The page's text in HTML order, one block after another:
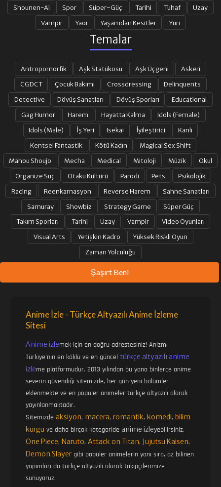
21. BÖLÜM 22. BÖLÜM
24. BÖLÜM FINAL
Shounen-Ai Spor Süper-Güç Tarihi Tuhaf
Uzay
Vampir
Yaoi Yaşamdan Kesitler Yuri
Temalar
Antropomorfik Aşk Statükosu Aşk Üçgeni
Askeri
CGDCT
Çocuk Bakımı Crossdressing
Delinquents
Detective
Dövüş Sanatları Dövüş Sporları
Educational
Gag Humor
Harem Hayatta Kalma
Idols (Female)
Idols (Male)
İş Yeri Isekai İyileştirici
Kanlı
Kentsel Fantastik
Kötü Kadın
Magical Sex Shift
Mahou Shoujo
Mecha Medical Mitoloji Müzik
Okul
Organize Suç
Otaku Kültürü Parodi Pets
Psikolojik
Racing
Reenkarnasyon Reverse Harem
Sahne Sanatları
Samuray
Showbiz Strategy Game
Süper Güç
Takım Sporları
Tarihi Uzay Vampir
Video Oyunları
Visual Arts
Yetişkin Kadro
Yüksek Riskli Oyun
Zaman Yolculuğu
Şaşırt Beni
Anime İzle - Türkçe Altyazılı Anime İzleme
Sitesi
Anime izlemek için en doğru adrestesiniz! Anizm,
Türkiye'nin en köklü ve en günceltürkçe altyazılı anime
izleme platformudur. 2013 yılından bu yana binlerce anime
severin güvendiği sitemizde, her gün yeni bölümler
eklenmekte ve en popüler animeler türkçe altyazılı olarak
yayınlanmaktadır.
Sitemizdeaksiyon, macera,romantik, komedi, bilim
kurgu ve daha birçok kategoride anime izleyebilirsiniz.
One Piece, Naruto,Attack on Titan, Jujutsu Kaisen,
Demon Slayer gibi popüler animelerin yanı sıra, az bilinen
yapımları da türkçe altyazılı olarak takipçilerimize
sunuyoruz.